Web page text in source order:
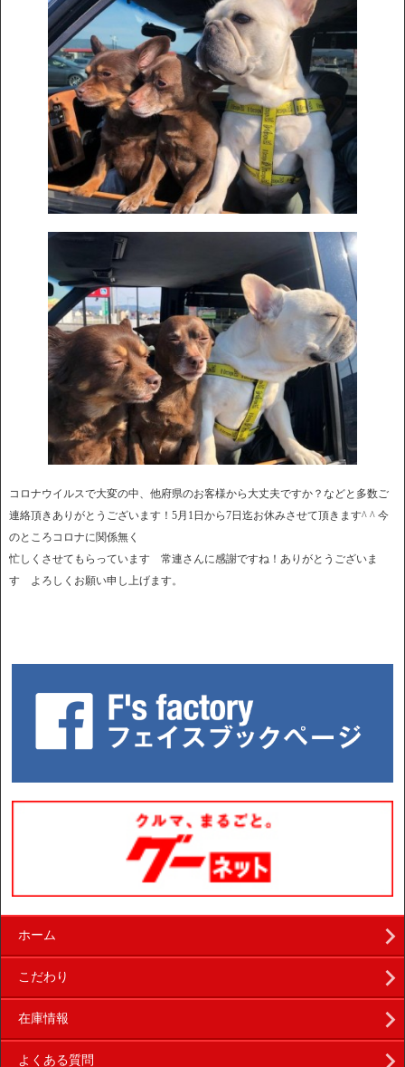
コロナウイルスで大変の中、他府県のお客様から大丈夫ですか？などと多数ご
連絡頂きありがとうございます！5月1日から7日迄お休みさせて頂きます^ ^ 今
のところコロナに関係無く
忙しくさせてもらっています 常連さんに感謝ですね！ありがとうございま
す よろしくお願い申し上げます。
ホーム
こだわり
在庫情報
よくある質問